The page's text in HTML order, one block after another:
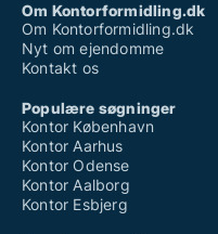
Om Kontorformidling.dk
Om Kontorformidling.dk
Nyt om ejendomme
Kontakt os
Populære søgninger
Kontor København
Kontor Aarhus
Kontor Odense
Kontor Aalborg
Kontor Esbjerg